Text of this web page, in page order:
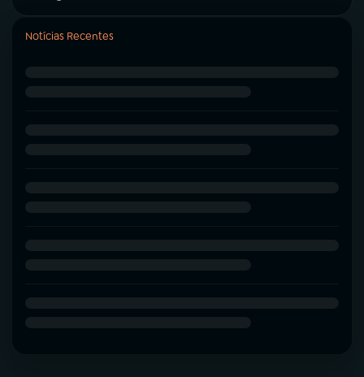
Notícias Recentes